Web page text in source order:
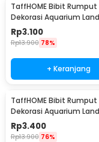
TaffHOME Bibit Rumput
Dekorasi Aquarium
Ornament 10g Lucky
H0027
Rp3.100
Rp13.900 78%
+ Keranjang
TaffHOME Bibit Rumput
Dekorasi Aquarium
Ornament 10g Love
H0027
Rp3.400
Rp13.900 76%